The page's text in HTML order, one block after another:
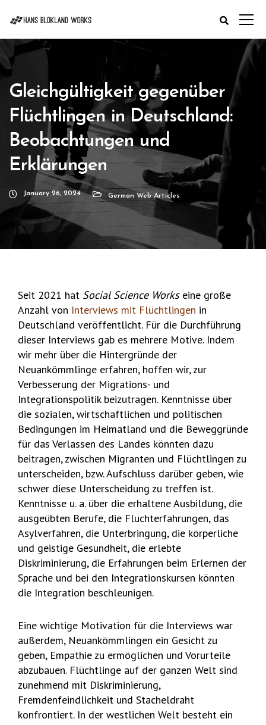
Gleichgültigkeit gegenüber
Flüchtlingen in Deutschland:
Beobachtungen und
Erklärungen
January 26, 2024 German Web Articles
Seit 2021 hat Social Science Workseine große
Anzahl von Interviews mit Flüchtlingen in
Deutschland veröffentlicht. Für die Durchführung
dieser Interviews gab es mehrere Motive. Indem
wir mehr über die Hintergründe der
Neuankömmlinge erfahren, hoffen wir, zur
Verbesserung der Migrations- und
Integrationspolitik beizutragen. Kenntnisse über
die sozialen, wirtschaftlichen und politischen
Bedingungen im Heimatland und die Beweggründe
für das Verlassen des Landes könnten dazu
beitragen, zwischen Migranten und Flüchtlingen zu
unterscheiden, bzw. Aufschluss darüber geben, wie
schwer diese Unterscheidung zu treffen ist.
Kenntnisse u. a. über die erhaltene Ausbildung, die
ausgeübten Berufe, die Fluchterfahrungen, das
Asylverfahren, die Unterbringung, die körperliche
und geistige Gesundheit, die erlebte
Diskriminierung, die Erfahrungen beim Erlernen der
Sprache und bei den Integrationskursen könnten
die Integration beschleunigen.
Eine wichtige Motivation für die Interviews war
außerdem, Neuankömmlingen ein Gesicht zu
geben, Empathie zu ermöglichen und Vorurteile
abzubauen. Flüchtlinge auf der ganzen Welt sind
zunehmend mit Diskriminierung,
Fremdenfeindlichkeit und Stacheldraht
konfrontiert. In der westlichen Welt besteht ein